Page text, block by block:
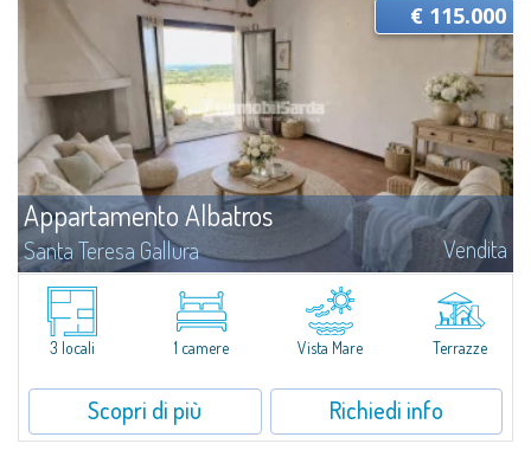
Appartamento Albatros
Santa Teresa Gallura Vendita
Situato nella tranquilla area di Ruoni, nelle vicinanze di Santa Teresa
Gallura, questo bilocale essenziale e luminoso dispone di terrazzo
panoramico con vista mare, spazi funzionali e una funzionale cantina. Una...
€ 115.000
3 locali 1 camere Vista Mare Terrazze
Scopri di più Richiedi info